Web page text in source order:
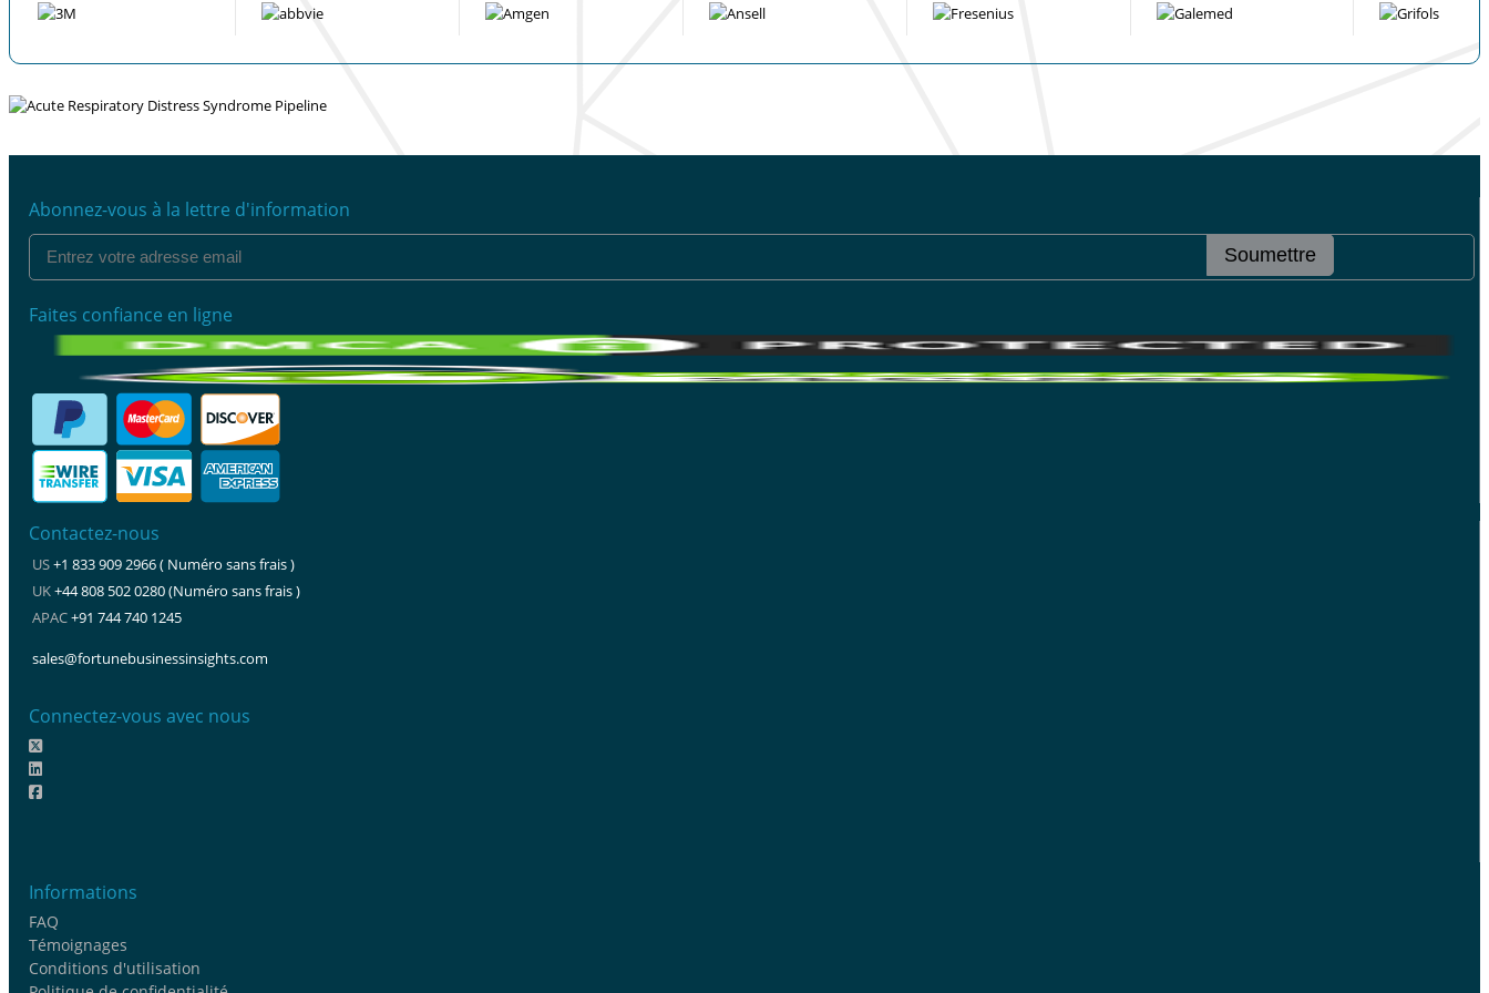
Abonnez-vous à la lettre d'information
Soumettre
Faites confiance en ligne
Contactez-nous
US+1 833 909 2966 ( Numéro sans frais )
UK+44 808 502 0280 (Numéro sans frais )
APAC+91 744 740 1245
sales@fortunebusinessinsights.com
Connectez-vous avec nous
Informations
FAQ
Témoignages
Conditions d'utilisation